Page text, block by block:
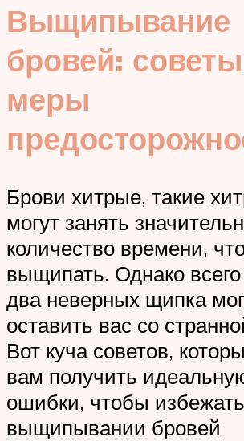
Выщипывание
бровей:
меры
Брови хитрые, такие
могут занять
количество времени,
выщипать. Однако
два неверных щипка
оставить вас со
Вот куча советов,
вам получить
ошибки, чтобы
выщипывании бровей